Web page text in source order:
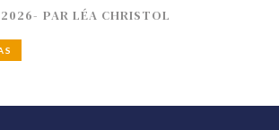
- PARLÉA CHRISTOL